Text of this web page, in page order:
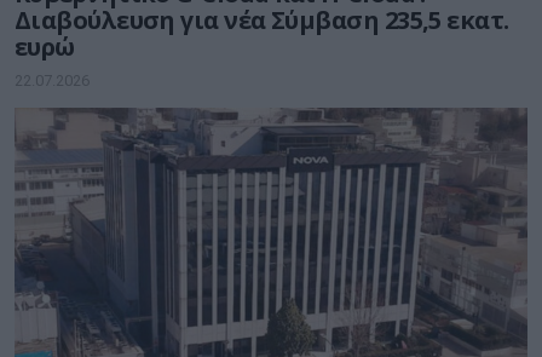
Διαβούλευση για νέα Σύμβαση 235,5 εκατ.
ευρώ
22.07.2026